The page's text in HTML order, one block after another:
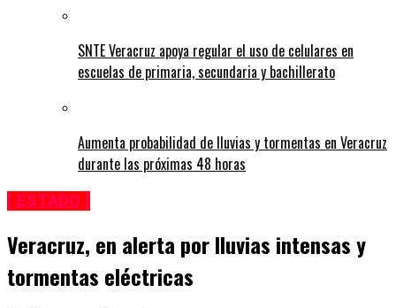
SNTE Veracruz apoya regular el uso de celulares en
escuelas de primaria, secundaria y bachillerato
Aumenta probabilidad de lluvias y tormentas en Veracruz
durante las próximas 48 horas
[ ESTADO ]
Veracruz, en alerta por lluvias intensas y
tormentas eléctricas